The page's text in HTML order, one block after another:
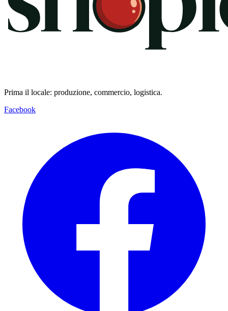
Prima il locale: produzione, commercio, logistica.
Facebook